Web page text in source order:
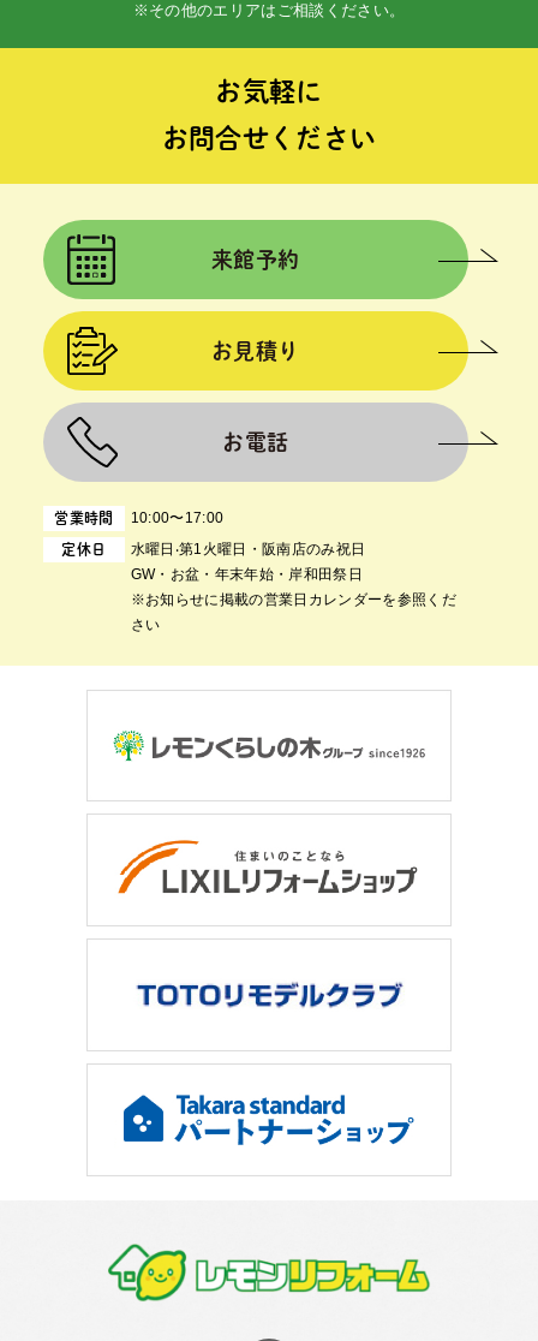
※その他のエリアはご相談ください。
お気軽に
お問合せください
営業時間 10:00〜17:00
定休日
⽔曜⽇‧第1⽕曜⽇・阪南店のみ祝日
GW・お盆・年末年始・岸和田祭日
※お知らせに掲載の営業日カレンダーを参照くだ
さい
来館予約
お見積り
お電話